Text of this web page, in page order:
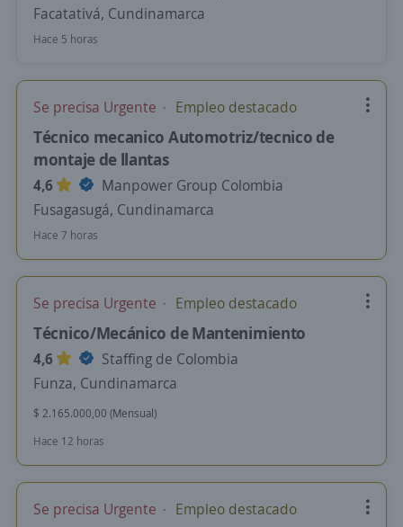
Facatativá, Cundinamarca
Hace 5 horas
Se precisa Urgente Empleo destacado
Técnico mecanico Automotriz/tecnico de
montaje de llantas
4,6
Manpower Group Colombia
Fusagasugá, Cundinamarca
Hace 7 horas
Se precisa Urgente Empleo destacado
Técnico/Mecánico de Mantenimiento
4,6
Staffing de Colombia
Funza, Cundinamarca
$ 2.165.000,00 (Mensual)
Hace 12 horas
Se precisa Urgente Empleo destacado